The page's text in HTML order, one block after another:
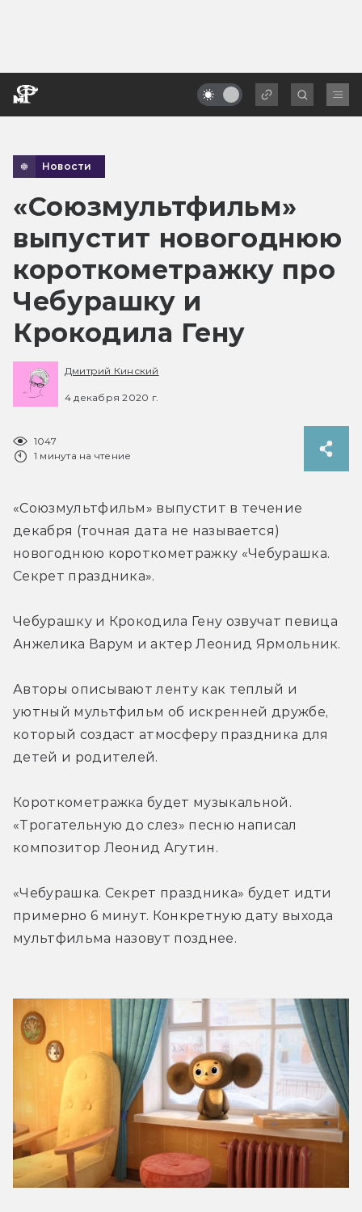
Новости
«Союзмультфильм»
выпустит новогоднюю
короткометражку про
Чебурашку и
Крокодила Гену
Дмитрий Кинский
4 декабря 2020 г.
1047
1 минута на чтение
«Союзмультфильм» выпустит в течение
декабря (точная дата не называется)
новогоднюю короткометражку «Чебурашка.
Секрет праздника».
Чебурашку и Крокодила Гену озвучат певица
Анжелика Варум и актер Леонид Ярмольник.
Авторы описывают ленту как теплый и
уютный мультфильм об искренней дружбе,
который создаст атмосферу праздника для
детей и родителей.
Короткометражка будет музыкальной.
«Трогательную до слез» песню написал
композитор Леонид Агутин.
«Чебурашка. Секрет праздника» будет идти
примерно 6 минут. Конкретную дату выхода
мультфильма назовут позднее.